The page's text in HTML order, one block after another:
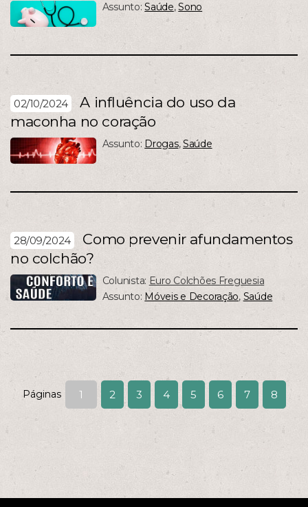
Assunto:Saúde,Sono
02/10/2024
A influência do uso da
maconha no coração
Assunto: Drogas,Saúde
28/09/2024
Como prevenir afundamentos
no colchão?
Colunista: Euro Colchões Freguesia
Assunto: Móveis e Decoração, Saúde
Páginas 1 2 3 4 5 6 7 8